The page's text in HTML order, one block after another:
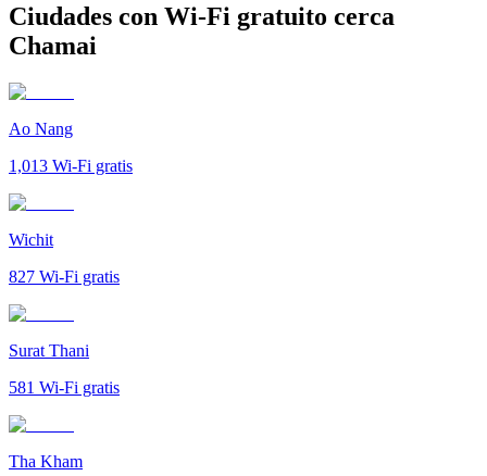
Ciudades con Wi-Fi gratuito cerca
Chamai
Ao Nang
1,013 Wi-Fi gratis
Wichit
827 Wi-Fi gratis
Surat Thani
581 Wi-Fi gratis
Tha Kham